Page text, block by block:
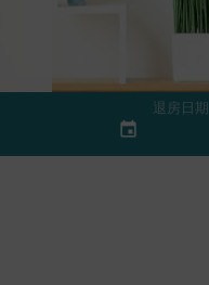
退房日期
event